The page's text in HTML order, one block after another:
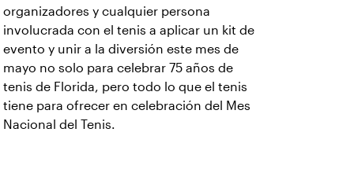
organizadores y cualquier persona
involucrada con el tenis a aplicar un kit de
evento y unir a la diversión este mes de
mayo no solo para celebrar 75 años de
tenis de Florida, pero todo lo que el tenis
tiene para ofrecer en celebración del Mes
Nacional del Tenis.